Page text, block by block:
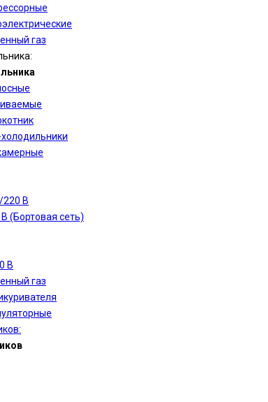
газ
В
(Бортовая сеть)
В
газ